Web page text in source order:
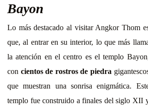
Bayon
Lo más destacado al visitar Angkor Thom
que, al entrar en su interior, lo que más
la atención en el centro es el templo
con cientos de rostros de piedra
que muestran una sonrisa enigmática.
templo fue construido a finales del siglo XII